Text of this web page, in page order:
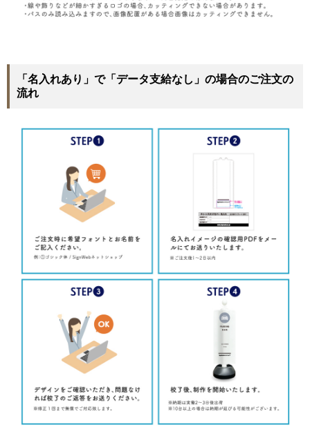
「名入れあり」で「データ支給なし」の場合のご注文の
流れ